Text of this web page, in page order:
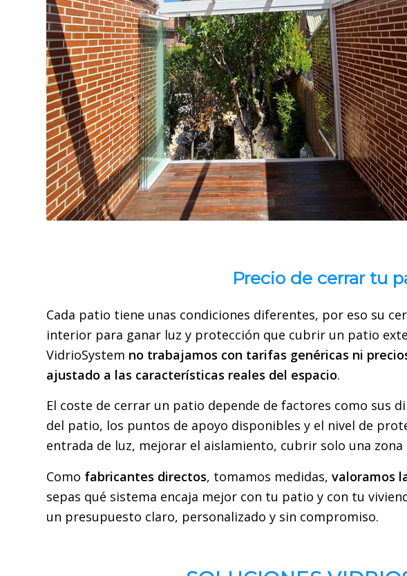
Precio de cerrar tu
Cada patio tiene unas condiciones diferentes, por eso su
interior para ganar luz y protección que cubrir un patio
VidrioSystem no trabajamos con tarifas genéricas ni
ajustado a las características reales del espacio.
El coste de cerrar un patio depende de factores como sus
del patio, los puntos de apoyo disponibles y el nivel de
entrada de luz, mejorar el aislamiento, cubrir solo una
Como fabricantes directos, tomamos medidas, valoramos
sepas qué sistema encaja mejor con tu patio y con tu
un presupuesto claro, personalizado y sin compromiso.